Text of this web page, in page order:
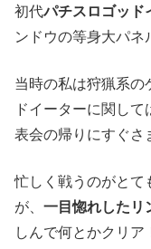
初代パチスロゴッド
ンドウの等身大パネ
当時の私は狩猟系の
ドイーターに関し
表会の帰りにすぐさ
忙しく戦うのがとて
が、 一目惚れしたリ
しんで何とかクリア